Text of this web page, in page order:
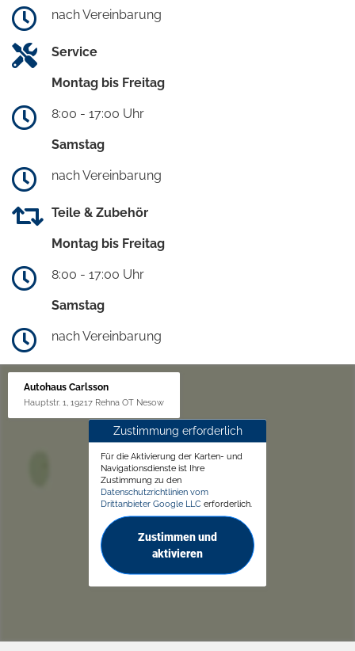
nach Vereinbarung
Service
Montag bis Freitag
8:00 - 17:00 Uhr
Samstag
nach Vereinbarung
Teile & Zubehör
Montag bis Freitag
8:00 - 17:00 Uhr
Samstag
nach Vereinbarung
Autohaus Carlsson
Hauptstr. 1, 19217 Rehna OT Nesow
Zustimmung erforderlich
Für die Aktivierung der Karten- und
Navigationsdienste ist Ihre
Zustimmung zu den
Datenschutzrichtlinien vom
Drittanbieter Google LLC erforderlich.
Zustimmen und
aktivieren